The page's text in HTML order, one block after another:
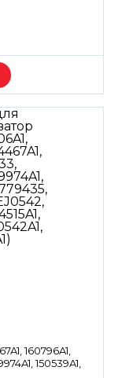
160796A1,
150539A1,